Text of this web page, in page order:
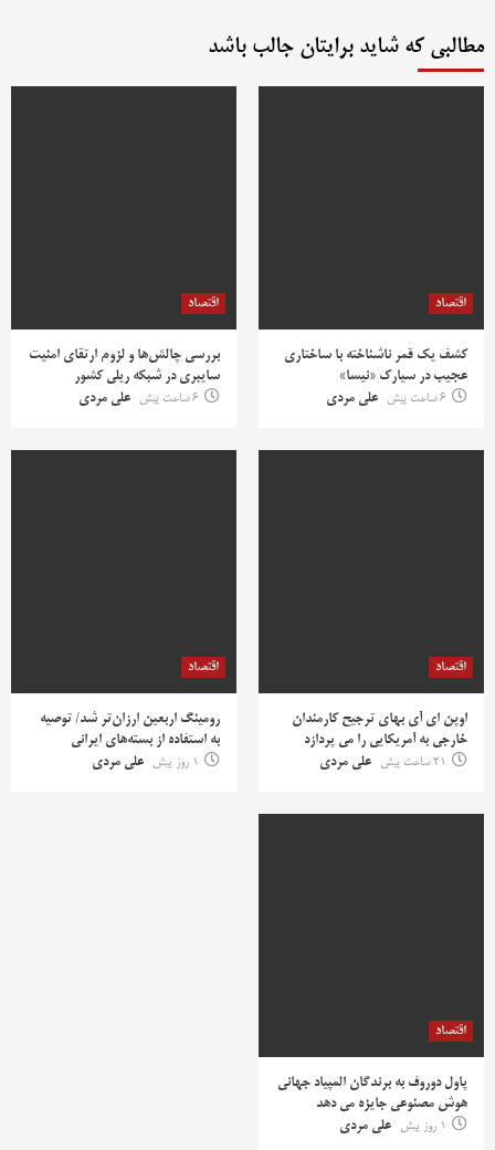
مطالبی که شاید برایتان جالب باشد
اقتصاد
کشف یک قمر ناشناخته با ساختاری
عجیب در سیارک «نیسا»
6 ساعت پیش
علی مردی
اقتصاد
بررسی چالش‌ها و لزوم ارتقای امنیت
سایبری در شبکه ریلی کشور
6 ساعت پیش
علی مردی
اقتصاد
اوپن ای آی بهای ترجیح کارمندان
خارجی به آمریکایی را می پردازد
21 ساعت پیش
علی مردی
اقتصاد
رومینگ اربعین ارزان‌تر شد/ توصیه
به استفاده از بسته‌های ایرانی
1 روز پیش
علی مردی
اقتصاد
پاول دوروف به برندگان المپیاد جهانی
هوش مصنوعی جایزه می دهد
1 روز پیش
علی مردی